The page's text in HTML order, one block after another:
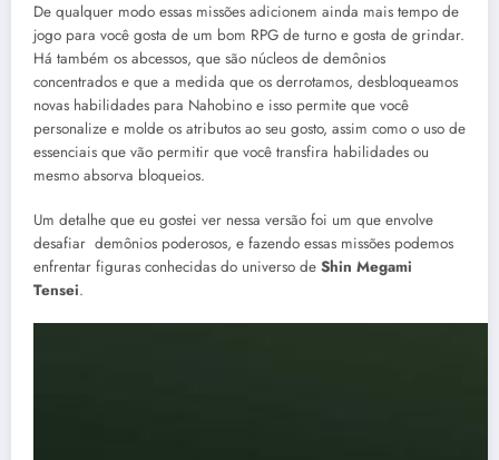
De qualquer modo essas missões adicionem ainda mais tempo de
jogo para você gosta de um bom RPG de turno e gosta de grindar.
Há também os abcessos, que são núcleos de demônios
concentrados e que a medida que os derrotamos, desbloqueamos
novas habilidades para Nahobino e isso permite que você
personalize e molde os atributos ao seu gosto, assim como o uso de
essenciais que vão permitir que você transfira habilidades ou
mesmo absorva bloqueios.
Um detalhe que eu gostei ver nessa versão foi um que envolve
desafiar demônios poderosos, e fazendo essas missões podemos
enfrentar figuras conhecidas do universo de Shin Megami
Tensei.